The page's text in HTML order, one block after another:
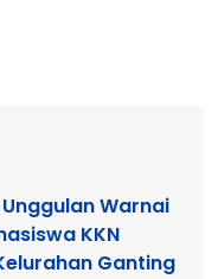
Warnai
KKN
Ganting